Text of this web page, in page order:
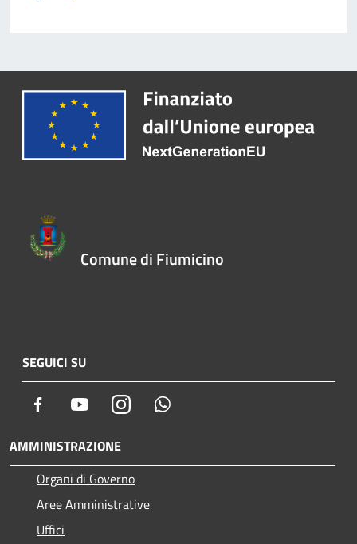
Comune di Fiumicino
SEGUICI SU
Facebook YoutubeInstagram
AMMINISTRAZIONE
Organi di Governo
Aree Amministrative
Uffici